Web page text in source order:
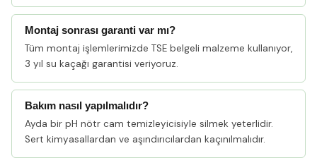
Montaj sonrası garanti var mı?
Tüm montaj işlemlerimizde TSE belgeli malzeme kullanıyor,
3 yıl su kaçağı garantisi veriyoruz.
Bakım nasıl yapılmalıdır?
Ayda bir pH nötr cam temizleyicisiyle silmek yeterlidir.
Sert kimyasallardan ve aşındırıcılardan kaçınılmalıdır.